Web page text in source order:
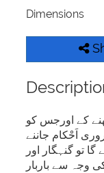
Dimensions
کے اورجس کو
اَحْکام جاننے
تو گنہگار اور
وجہ سے باربار